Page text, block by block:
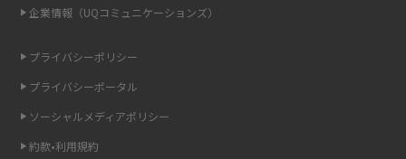
紹介
方法を詳しく解説
企業情報（UQコミュニケーションズ）
プライバシーポリシー
プライバシーポータル
ソーシャルメディアポリシー
約款•利用規約